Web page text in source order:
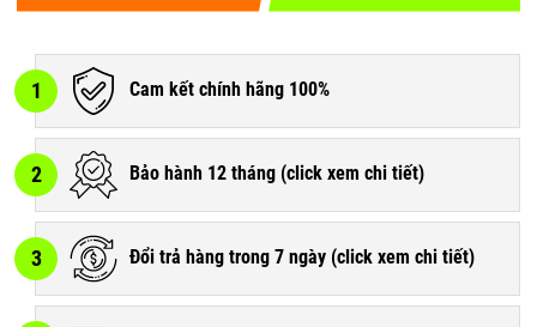
1 Cam kết chính hãng 100%
2 Bảo hành 12 tháng (click xem chi tiết)
3 Đổi trả hàng trong 7 ngày (click xem chi tiết)